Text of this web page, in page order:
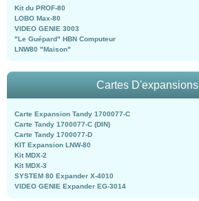
Kit du PROF-80
LOBO Max-80
VIDEO GENIE 3003
"Le Guépard" HBN Computeur
LNW80 "Maison"
Cartes D'expansions
Carte Expansion Tandy 1700077-C
Carte Tandy 1700077-C (DIN)
Carte Tandy 1700077-D
KIT Expansion LNW-80
Kit MDX-2
Kit MDX-3
SYSTEM 80 Expander X-4010
VIDEO GENIE Expander EG-3014